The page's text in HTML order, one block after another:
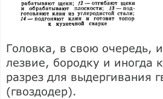
Головка, в свою очередь,
лезвие, бородку и иногда
разрез для выдергивания
(гвоздодер).